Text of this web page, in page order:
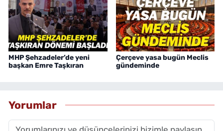
MHP Şehzadeler’de yeni
başkan Emre Taşkıran
Çerçeve yasa bugün Meclis
gündeminde
Yorumlar